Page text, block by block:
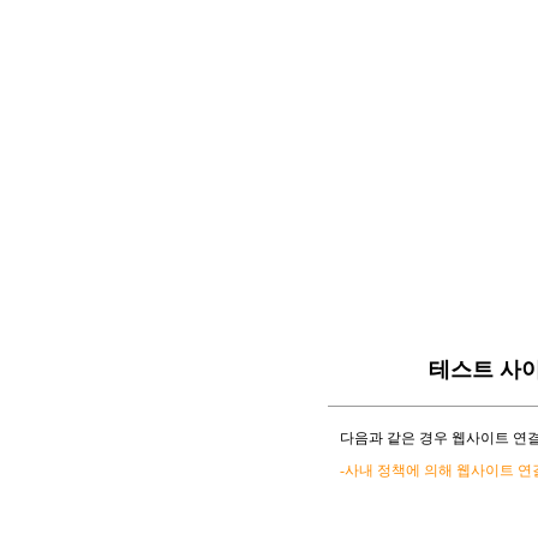
테스트 사
다음과 같은 경우 웹사이트 연
-사내 정책에 의해 웹사이트